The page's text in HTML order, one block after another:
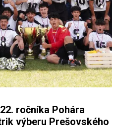
ročníka Pohára
výberu Prešovského